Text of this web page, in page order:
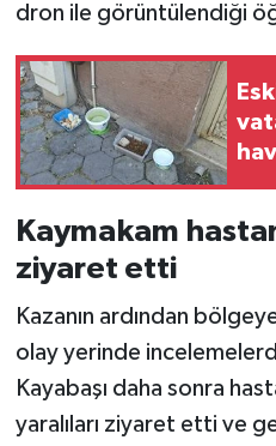
dron ile görüntülendiği
Kaymakam
ziyaret etti
Kazanın ardından
olay yerinde
Kayabaşı daha sonra
yaralıları ziyaret etti ve